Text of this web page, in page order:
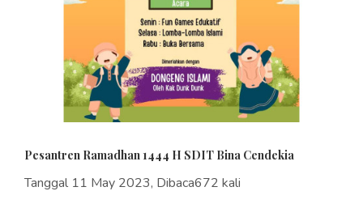
Pesantren Ramadhan 1444 H SDIT Bina Cendekia
Tanggal 11 May 2023, Dibaca672 kali